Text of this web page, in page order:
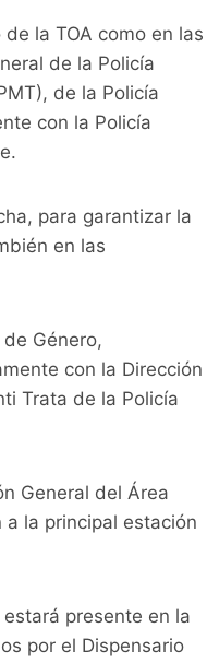
la TOA como en las
de la Policía
de la Policía
con la Policía
para garantizar la
en las
Género,
con la Dirección
Trata de la Policía
General del Área
la principal estación
presente en la
por el Dispensario